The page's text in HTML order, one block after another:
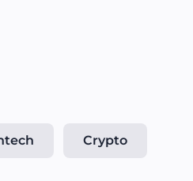
Crypto